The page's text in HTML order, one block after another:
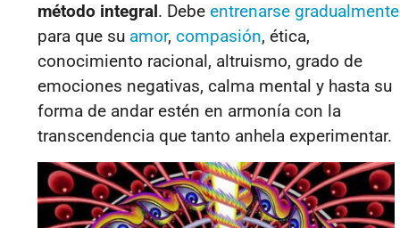
método integral. Debe entrenarse gradualmente
para que su amor, compasión, ética,
conocimiento racional, altruismo, grado de
emociones negativas, calma mental y hasta su
forma de andar estén en armonía con la
transcendencia que tanto anhela experimentar.